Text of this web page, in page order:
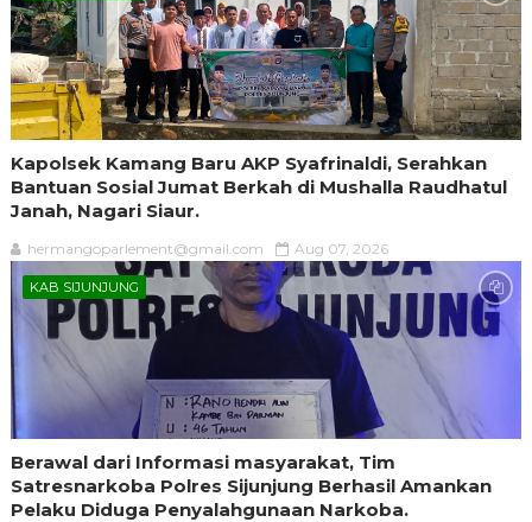
Kapolsek Kamang Baru AKP Syafrinaldi, Serahkan
Bantuan Sosial Jumat Berkah di Mushalla Raudhatul
Janah, Nagari Siaur.
hermangoparlement@gmail.com Aug 07, 2026
KAB SIJUNJUNG
Berawal dari Informasi masyarakat, Tim
Satresnarkoba Polres Sijunjung Berhasil Amankan
Pelaku Diduga Penyalahgunaan Narkoba.